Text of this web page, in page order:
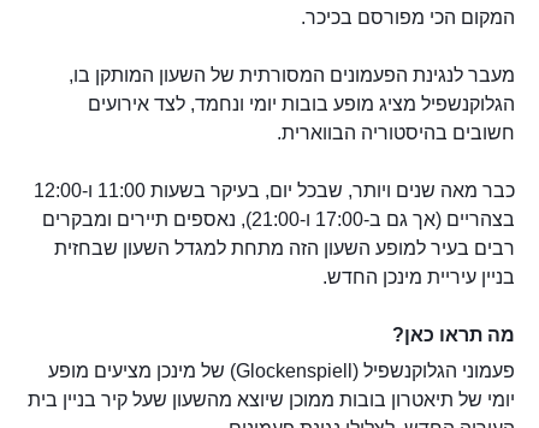
המקום הכי מפורסם בכיכר.
מעבר לנגינת הפעמונים המסורתית של השעון המותקן בו,
הגלוקנשפיל מציג מופע בובות יומי ונחמד, לצד אירועים
חשובים בהיסטוריה הבווארית.
כבר מאה שנים ויותר, שבכל יום, בעיקר בשעות 11:00 ו-12:00
בצהריים (אך גם ב-17:00 ו-21:00), נאספים תיירים ומבקרים
רבים בעיר למופע השעון הזה מתחת למגדל השעון שבחזית
בניין עיריית מינכן החדש.
מה תראו כאן?
פעמוני הגלוקנשפיל (Glockenspiell) של מינכן מציעים מופע
יומי של תיאטרון בובות ממוכן שיוצא מהשעון שעל קיר בניין בית